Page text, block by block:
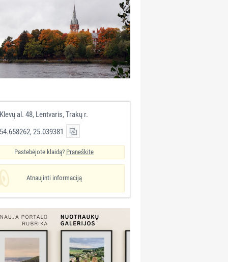
Klevų al. 48, Lentvaris, Trakų r.
54.658262, 25.039381
Pastebėjote klaidą? Praneškite
Atnaujinti informaciją